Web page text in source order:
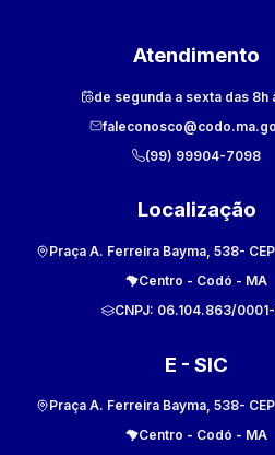
Atendimento
de segunda a sexta das 8h
(99) 99904-7098
Localização
Praça A. Ferreira Bayma, 538-
Centro - Codó - MA
CNPJ: 06.104.863/
E - SIC
Praça A. Ferreira Bayma, 538-
Centro - Codó - MA